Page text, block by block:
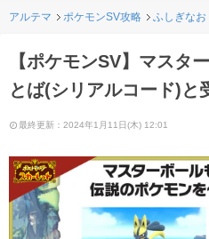
アルテマ ポケモンSV攻略 ふしぎなお
【ポケモンSV】マスタ
とば(シリアルコード)と
最終更新：2024年1月11日(木) 12:01